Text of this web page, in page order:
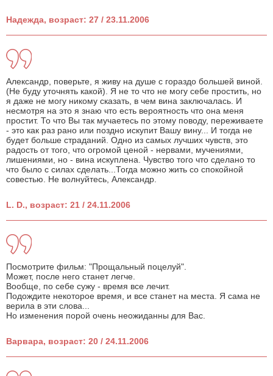
Надежда, возраст: 27 / 23.11.2006
Александр, поверьте, я живу на душе с гораздо большей виной.
(Не буду уточнять какой). Я не то что не могу себе простить, но
я даже не могу никому сказать, в чем вина заключалась. И
несмотря на это я знаю что есть вероятность что она меня
простит. То что Вы так мучаетесь по этому поводу, переживаете
- это как раз рано или поздно искупит Вашу вину... И тогда не
будет больше страданий. Одно из самых лучших чувств, это
радость от того, что огромой ценой - нервами, мучениями,
лишениями, но - вина искуплена. Чувство того что сделано то
что было с силах сделать...Тогда можно жить со спокойной
совестью. Не волнуйтесь, Александр.
L. D., возраст: 21 / 24.11.2006
Посмотрите фильм: "Прощальный поцелуй".
Может, после него станет легче.
Вообще, по себе сужу - время все лечит.
Подождите некоторое время, и все станет на места. Я сама не
верила в эти слова...
Но изменения порой очень неожиданны для Вас.
Варвара, возраст: 20 / 24.11.2006